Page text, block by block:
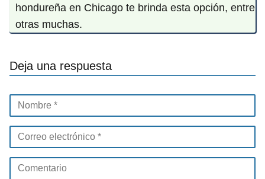
hondureña en Chicago te brinda esta opción, entre
otras muchas.
Deja una respuesta